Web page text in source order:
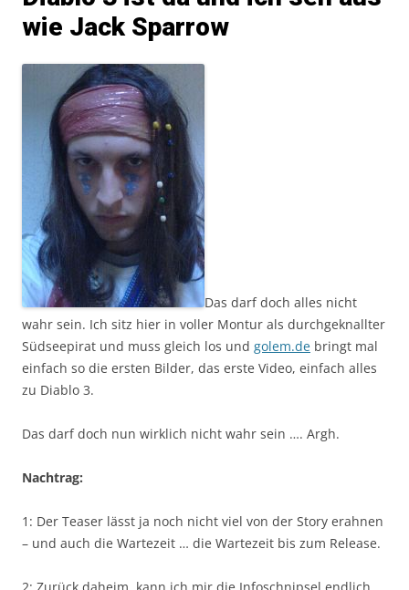
wie Jack Sparrow
Das darf doch alles nicht
wahr sein. Ich sitz hier in voller Montur als durchgeknallter
Südseepirat und muss gleich los und golem.de bringt mal
einfach so die ersten Bilder, das erste Video, einfach alles
zu Diablo 3.
Das darf doch nun wirklich nicht wahr sein …. Argh.
Nachtrag:
1: Der Teaser lässt ja noch nicht viel von der Story erahnen
– und auch die Wartezeit … die Wartezeit bis zum Release.